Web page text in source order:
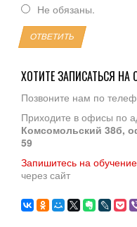
Не обязаны.
ОТВЕТИТЬ
ХОТИТЕ ЗАПИСАТЬСЯ НА
Позвоните нам по
Приходите в офисы по
Комсомольский 38б,
59
Запишитесь на
через сайт